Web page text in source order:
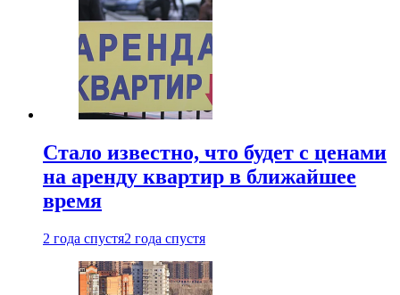
Стало известно, что будет с ценами
на аренду квартир в ближайшее
время
2 года спустя2 года спустя